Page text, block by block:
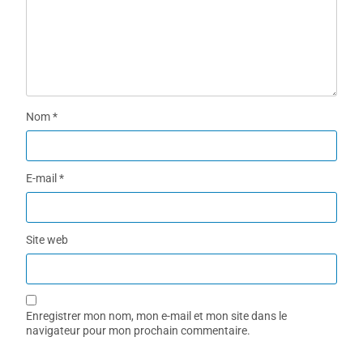
Nom*
E-mail*
Site web
Enregistrer mon nom, mon e-mail et mon site dans le
navigateur pour mon prochain commentaire.